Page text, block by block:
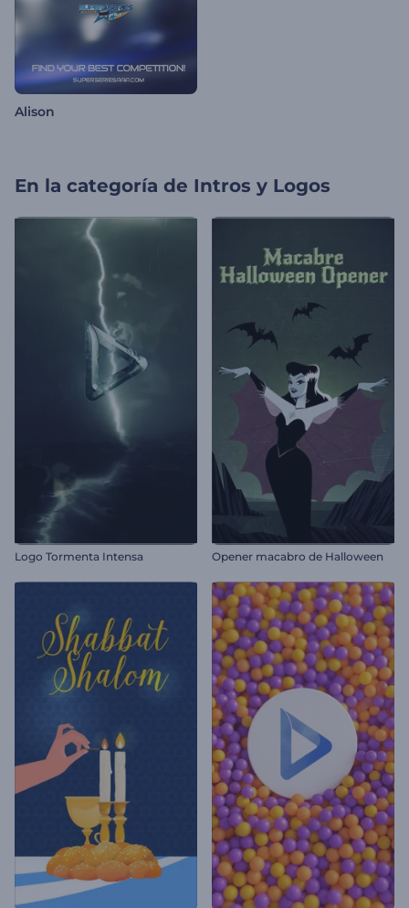
Alison
En la categoría de Intros y Logos
Logo Tormenta Intensa Opener macabro de Halloween